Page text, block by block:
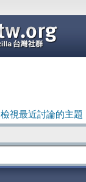
檢視最近討論的主題